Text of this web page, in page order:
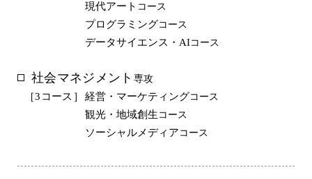
現代アート コース
プログラミングコース
データサイエンス・AIコース
社会マネジメント 専攻
［3コース］ 経営・マーケティングコース
観光・地域創生 コース
ソーシャルメディア コース